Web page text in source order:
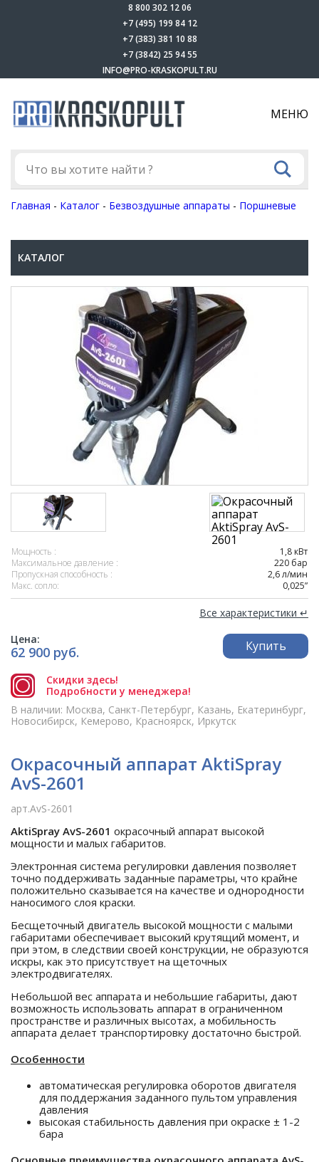
8 800 302 12 06
+7 (495) 199 84 12
+7 (383) 381 10 88
+7 (3842) 25 94 55
INFO@PRO-KRASKOPULT.RU
МЕНЮ
Главная - Каталог - Безвоздушные аппараты - Поршневые
КАТАЛОГ
Мощность :
1,8 кВт
Максимальное давление :
220 бар
Пропускная способность :
2,6 л/мин
Макс. сопло:
0,025”
Все характеристики ↵
Цена:
62 900 руб. Купить
Скидки здесь!
Подробности у менеджера!
В наличии: Москва, Санкт-Петербург, Казань, Екатеринбург,
Новосибирск, Кемерово, Красноярск, Иркутск
Окрасочный аппарат AktiSpray
AvS-2601
арт.AvS-2601
AktiSpray AvS-2601 окрасочный аппарат высокой
мощности и малых габаритов.
Электронная система регулировки давления позволяет
точно поддерживать заданные параметры, что крайне
положительно сказывается на качестве и однородности
наносимого слоя краски.
Бесщеточный двигатель высокой мощности с малыми
габаритами обеспечивает высокий крутящий момент, и
при этом, в следствии своей конструкции, не образуются
искры, как это присутствует на щеточных
электродвигателях.
Небольшой вес аппарата и небольшие габариты, дают
возможность использовать аппарат в ограниченном
пространстве и различных высотах, а мобильность
аппарата делает транспортировку достаточно быстрой.
Особенности
автоматическая регулировка оборотов двигателя
для поддержания заданного пультом управления
давления
высокая стабильность давления при окраске ± 1-2
бара